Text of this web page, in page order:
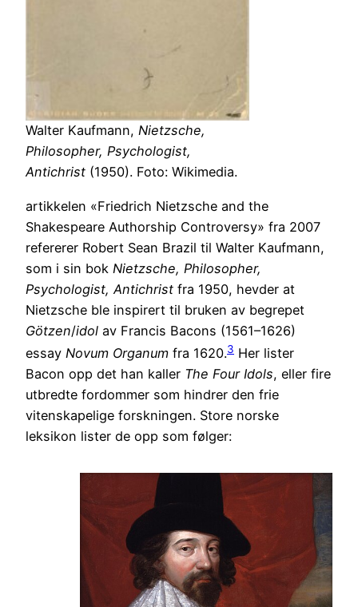
Walter Kaufmann, Nietzsche,
Philosopher, Psychologist,
Antichrist (1950). Foto: Wikimedia.
artikkelen «Friedrich Nietzsche and the
Shakespeare Authorship Controversy» fra 2007
refererer Robert Sean Brazil til Walter Kaufmann,
som i sin bok Nietzsche, Philosopher,
Psychologist, Antichrist fra 1950, hevder at
Nietzsche ble inspirert til bruken av begrepet
Götzen/idol av Francis Bacons (1561–1626)
essay Novum Organum fra 1620.3 Her lister
Bacon opp det han kaller The Four Idols, eller fire
utbredte fordommer som hindrer den frie
vitenskapelige forskningen. Store norske
leksikon lister de opp som følger: